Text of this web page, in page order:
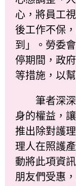
心，將員工
後工作不保
到」。勞委
停期間，政
等措施，以
筆者深深
身的權益，
推出除對護
理人在照護
動將此項資
朋友們受惠